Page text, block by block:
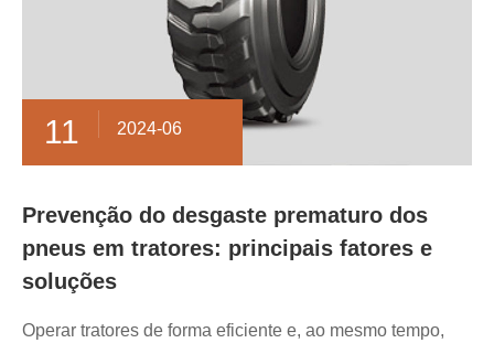
11 2024-06
Prevenção do desgaste prematuro dos
pneus em tratores: principais fatores e
soluções
Operar tratores de forma eficiente e, ao mesmo tempo,